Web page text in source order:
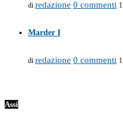
di redazione 0 commenti
Marder I
di redazione 0 commenti
Assi